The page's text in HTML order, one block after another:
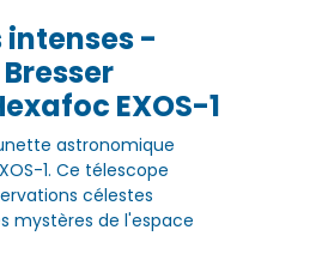
intenses -
EXOS-1
astronomique
1. Ce télescope
célestes
mystères de l'espace